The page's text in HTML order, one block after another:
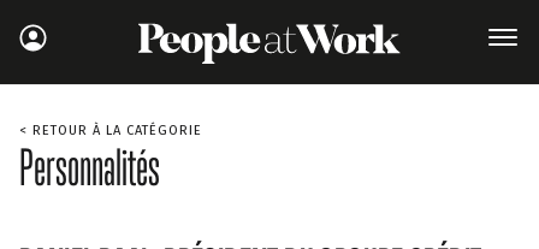
< RETOUR À LA CATÉGORIE
Personnalités